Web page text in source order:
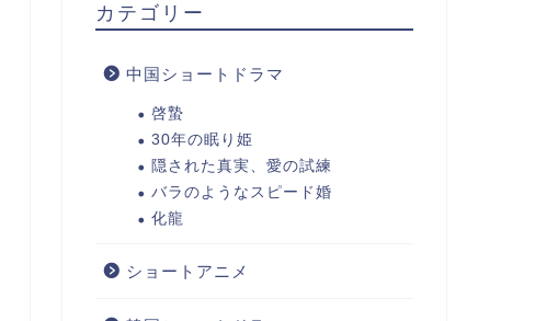
カテゴリー
中国ショートドラマ
啓蟄
30年の眠り姫
隠された真実、愛の試練
バラのようなスピード婚
化龍
ショートアニメ